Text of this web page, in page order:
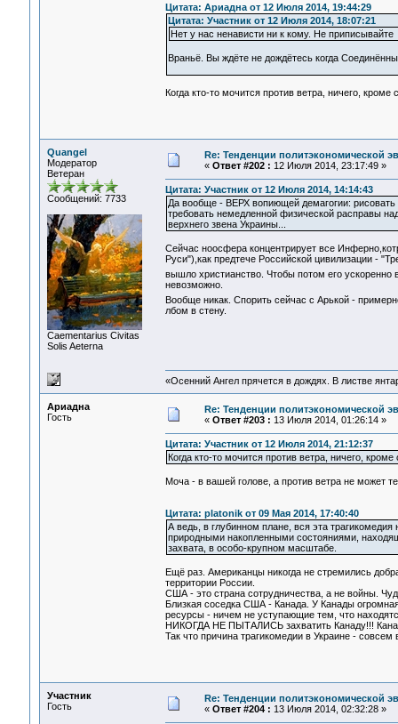
Цитата: Ариадна от 12 Июля 2014, 19:44:29
Цитата: Участник от 12 Июля 2014, 18:07:21
Нет у нас ненависти ни к кому. Не приписывайте
Враньё. Вы ждёте не дождётесь когда
Когда кто-то мочится против ветра, ничего,
Quangel
Модератор
Ветеран
Сообщений: 7733
Сaementarius Civitas
Solis Aeterna
Re: Тенденции политэкономической
« Ответ #202 : 12 Июля 2014, 23:17:49 »
Цитата: Участник от 12 Июля 2014, 14:14:43
Да вообще - ВЕРХ вопиющей демагогии: рисовать
требовать немедленной физической расправы
верхнего звена Украины...
Сейчас ноосфера концентрирует все
Руси"),как предтече Российской цивилизации -
вышло христианство. Чтобы потом его
невозможно.
Вообще никак. Спорить сейчас с Арькой -
лбом в стену.
«Осенний Ангел прячется в дождях. В листве
Ариадна
Гость
Re: Тенденции политэкономической
« Ответ #203 : 13 Июля 2014, 01:26:14 »
Цитата: Участник от 12 Июля 2014, 21:12:37
Когда кто-то мочится против ветра, ничего,
Моча - в вашей голове, а против ветра не может
Цитата: platonik от 09 Мая 2014, 17:40:40
А ведь, в глубинном плане, вся эта
природными накопленными состояниями,
захвата, в особо-крупном масштабе.
Ещё раз. Американцы никогда не стремились
территории России.
США - это страна сотрудничества, а не войны.
Близкая соседка США - Канада. У Канады
ресурсы - ничем не уступающие тем, что
НИКОГДА НЕ ПЫТАЛИСЬ захватить Канаду!!!
Так что причина трагикомедии в Украине -
Участник
Гость
Re: Тенденции политэкономической
« Ответ #204 : 13 Июля 2014, 02:32:28 »